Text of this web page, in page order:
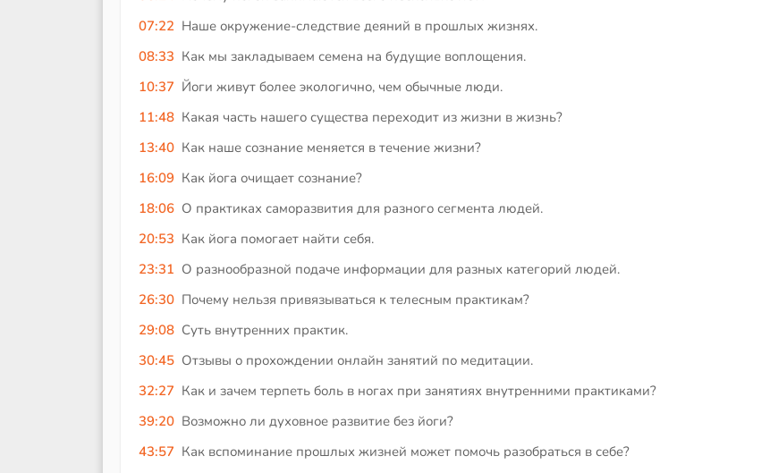
07:22 Наше окружение-следствие деяний в прошлых жизнях.
08:33 Как мы закладываем семена на будущие воплощения.
10:37 Йоги живут более экологично, чем обычные люди.
11:48 Какая часть нашего существа переходит из жизни в жизнь?
13:40 Как наше сознание меняется в течение жизни?
16:09 Как йога очищает сознание?
18:06 О практиках саморазвития для разного сегмента людей.
20:53 Как йога помогает найти себя.
23:31 О разнообразной подаче информации для разных категорий людей.
26:30 Почему нельзя привязываться к телесным практикам?
29:08 Суть внутренних практик.
30:45 Отзывы о прохождении онлайн занятий по медитации.
32:27 Как и зачем терпеть боль в ногах при занятиях внутренними практиками?
39:20 Возможно ли духовное развитие без йоги?
43:57 Как вспоминание прошлых жизней может помочь разобраться в себе?